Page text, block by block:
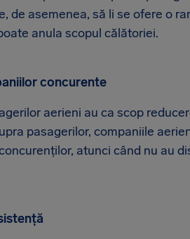
de asemenea, să li se ofere o
anula scopul călătoriei.
concurente
aerieni au ca scop
pasagerilor, companiile
atunci când nu au